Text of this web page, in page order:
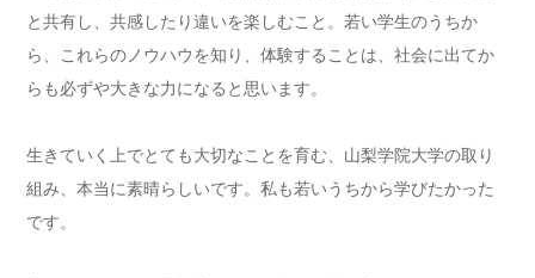
と共有し、共感したり違いを楽しむこと。若い学生のうちか
ら、これらのノウハウを知り、体験することは、社会に出てか
らも必ずや大きな力になると思います。
生きていく上でとても大切なことを育む、山梨学院大学の取り
組み、本当に素晴らしいです。私も若いうちから学びたかった
です。